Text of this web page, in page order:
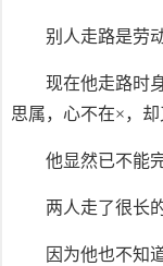
别人走路是劳
现在他走路时
思属，心不在×，却
他显然已不能
两人走了很长
因为他也不知